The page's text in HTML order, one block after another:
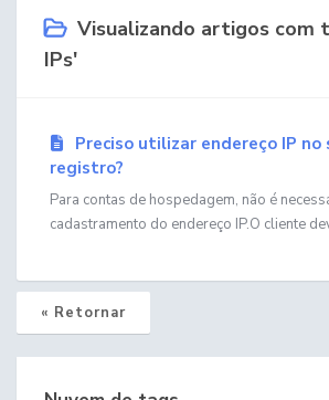
Visualizando artigos com
IPs'
Preciso utilizar endereço IP no
registro?
Para contas de hospedagem, não é
cadastramento do endereço IP.O cliente
« Retornar